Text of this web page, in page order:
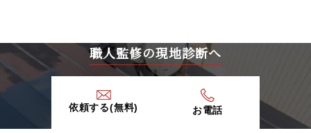
職人監修の現地診断へ
依頼する(無料) お電話